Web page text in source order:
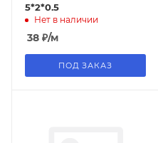
5*2*0.5
Нет в наличии
38 ₽/м
ПОД ЗАКАЗ